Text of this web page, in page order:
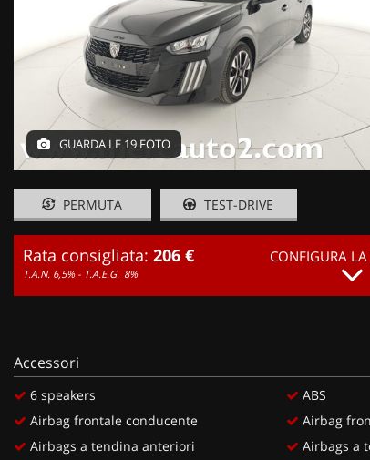
GUARDA LE 19 FOTO
PERMUTA TEST-DRIVE
Rata consigliata: 206 €
T.A.N. 6,5% - T.A.E.G. 8%
CONFIGURA
Accessori
6 speakers
Airbag frontale conducente
Airbags a tendina anteriori
ABS
Airbag
Airbags a